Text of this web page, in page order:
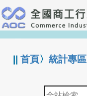
跳
到
主
要
:::
||首頁〉統計專區
全